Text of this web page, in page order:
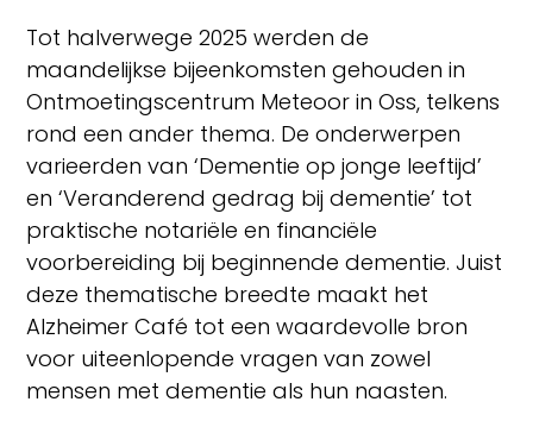
Tot halverwege 2025 werden de
maandelijkse bijeenkomsten gehouden in
Ontmoetingscentrum Meteoor in Oss, telkens
rond een ander thema. De onderwerpen
varieerden van ‘Dementie op jonge leeftijd’
en ‘Veranderend gedrag bij dementie’ tot
praktische notariële en financiële
voorbereiding bij beginnende dementie. Juist
deze thematische breedte maakt het
Alzheimer Café tot een waardevolle bron
voor uiteenlopende vragen van zowel
mensen met dementie als hun naasten.